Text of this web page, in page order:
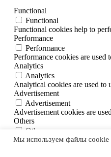
Мы используем файлы cookie
Functional
Functional
Functional cookies help to
Performance
Performance
Performance cookies are
Analytics
Analytics
Analytical cookies are used to
Advertisement
Advertisement
Advertisement cookies are
Others
Others
Other uncategorized cookies